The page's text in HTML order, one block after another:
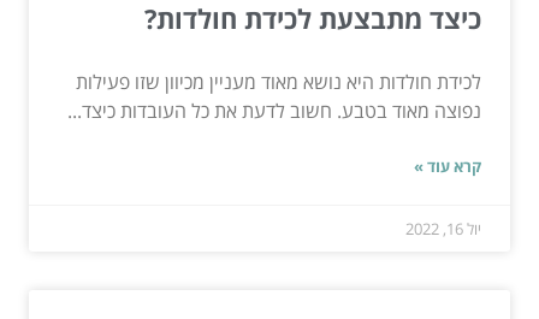
כיצד מתבצעת לכידת חולדות?
לכידת חולדות היא נושא מאוד מעניין מכיוון שזו פעילות
נפוצה מאוד בטבע. חשוב לדעת את כל העובדות כיצד...
קרא עוד »
יול 16, 2022